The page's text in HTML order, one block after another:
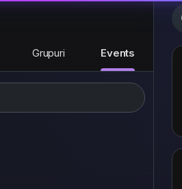
Grupuri Events